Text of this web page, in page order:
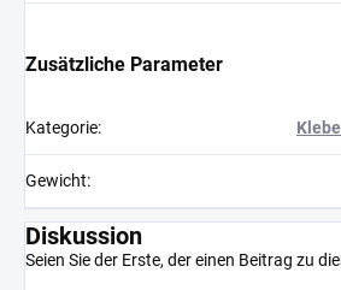
Zusätzliche Parameter
Kategorie:
Gewicht:
Diskussion
Seien Sie der Erste, der einen Beitrag zu